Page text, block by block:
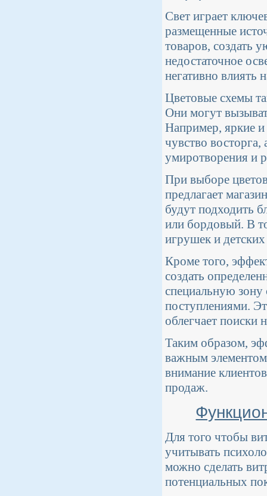
Свет играет
размещенные
товаров, создать
недостаточное
негативно влиять
Цветовые схемы
Они могут
Например, яркие и
чувство
умиротворения и
При выборе
предлагает
будут подходить
или бордовый. В
игрушек и
Кроме того,
создать
специальную
поступлениями.
облегчает поиски
Таким образом,
важным элементом
внимание
продаж.
Для того чтобы
учитывать
можно сделать
потенциальных